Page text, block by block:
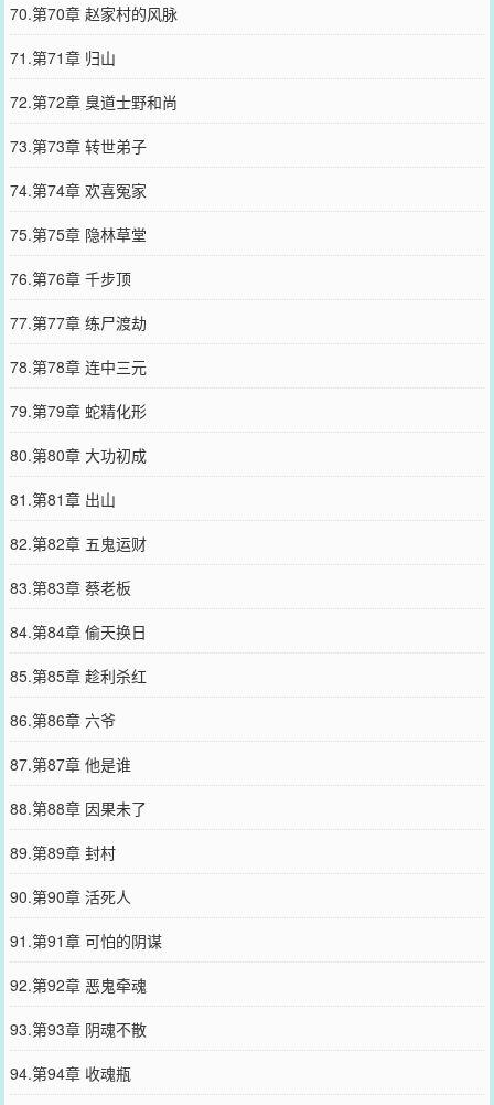
70.第70章 赵家村的风脉
71.第71章 归山
72.第72章 臭道士野和尚
73.第73章 转世弟子
74.第74章 欢喜冤家
75.第75章 隐林草堂
76.第76章 千步顶
77.第77章 练尸渡劫
78.第78章 连中三元
79.第79章 蛇精化形
80.第80章 大功初成
81.第81章 出山
82.第82章 五鬼运财
83.第83章 蔡老板
84.第84章 偷天换日
85.第85章 趁利杀红
86.第86章 六爷
87.第87章 他是谁
88.第88章 因果未了
89.第89章 封村
90.第90章 活死人
91.第91章 可怕的阴谋
92.第92章 恶鬼牵魂
93.第93章 阴魂不散
94.第94章 收魂瓶